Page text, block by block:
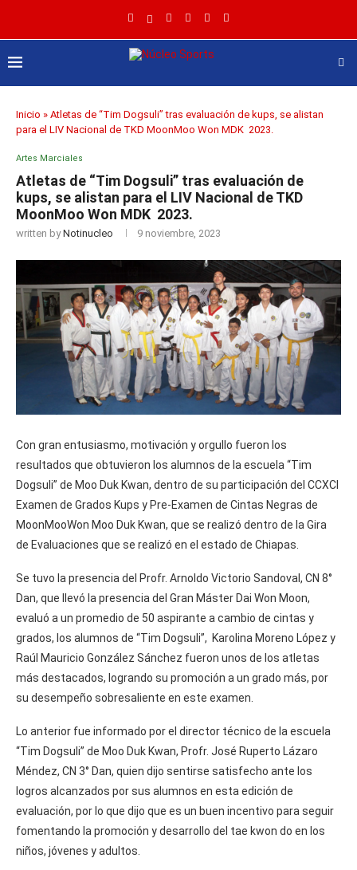
Inicio » Atletas de “Tim Dogsuli” tras evaluación de kups, se alistan
para el LIV Nacional de TKD MoonMoo Won MDK 2023.
Artes Marciales
Atletas de “Tim Dogsuli” tras evaluación de
kups, se alistan para el LIV Nacional de TKD
MoonMoo Won MDK 2023.
written byNotinucleo 9 noviembre, 2023
Con gran entusiasmo, motivación y orgullo fueron los
resultados que obtuvieron los alumnos de la escuela “Tim
Dogsuli” de Moo Duk Kwan, dentro de su participación del CCXCI
Examen de Grados Kups y Pre-Examen de Cintas Negras de
MoonMooWon Moo Duk Kwan, que se realizó dentro de la Gira
de Evaluaciones que se realizó en el estado de Chiapas.
Se tuvo la presencia del Profr. Arnoldo Victorio Sandoval, CN 8°
Dan, que llevó la presencia del Gran Máster Dai Won Moon,
evaluó a un promedio de 50 aspirante a cambio de cintas y
grados, los alumnos de “Tim Dogsuli”, Karolina Moreno López y
Raúl Mauricio González Sánchez fueron unos de los atletas
más destacados, logrando su promoción a un grado más, por
su desempeño sobresaliente en este examen.
Lo anterior fue informado por el director técnico de la escuela
“Tim Dogsuli” de Moo Duk Kwan, Profr. José Ruperto Lázaro
Méndez, CN 3° Dan, quien dijo sentirse satisfecho ante los
logros alcanzados por sus alumnos en esta edición de
evaluación, por lo que dijo que es un buen incentivo para seguir
fomentando la promoción y desarrollo del tae kwon do en los
niños, jóvenes y adultos.